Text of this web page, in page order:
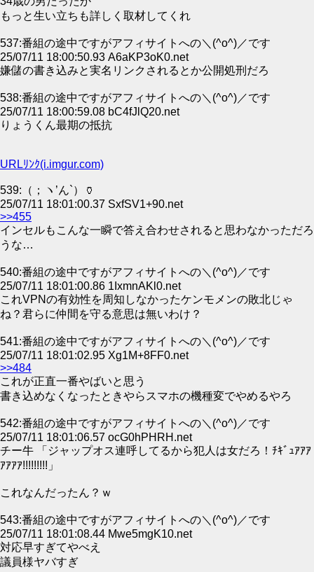
もっと生い立ちも詳しく取材してくれ
537:番組の途中ですがアフィサイトへの＼(^o^)／です
25/07/11 18:00:50.93 A6aKP3oK0.net
嫌儲の書き込みと実名リンクされるとか公開処刑だろ
538:番組の途中ですがアフィサイトへの＼(^o^)／です
25/07/11 18:00:59.08 bC4fJlQ20.net
りょうくん最期の抵抗
URLﾘﾝｸ(i.imgur.com)
539:（；ヽ’ん`）🏺
25/07/11 18:01:00.37 SxfSV1+90.net
>>455
インセルもこんな一瞬で答え合わせされると思わなかっただろ
うな…
540:番組の途中ですがアフィサイトへの＼(^o^)／です
25/07/11 18:01:00.86 1IxmnAKl0.net
これVPNの有効性を周知しなかったケンモメンの敗北じゃ
ね？君らに仲間を守る意思は無いわけ？
541:番組の途中ですがアフィサイトへの＼(^o^)／です
25/07/11 18:01:02.95 Xg1M+8FF0.net
>>484
これが正直一番やばいと思う
書き込めなくなったときやらスマホの機種変でやめるやろ
542:番組の途中ですがアフィサイトへの＼(^o^)／です
25/07/11 18:01:06.57 ocG0hPHRH.net
チー牛 「ジャップオス連呼してるから犯人は女だろ！ﾁｷﾞｭｱｱｱ
ｱｱｱｱ!!!!!!!!!」
これなんだったん？ｗ
543:番組の途中ですがアフィサイトへの＼(^o^)／です
25/07/11 18:01:08.44 Mwe5mgK10.net
対応早すぎてやべえ
議員様ヤバすぎ